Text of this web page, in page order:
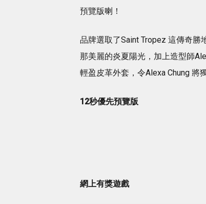
預覽版喇！
品牌選取了Saint Tropez 這傳奇勝
那美麗的炎夏陽光，加上造型師
輕盈皮革外套，令Alexa Chung 將
12秒優先預覽版
網上有獎遊戲